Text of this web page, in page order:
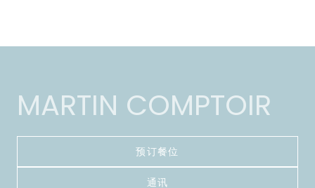
MARTIN COMPTOIR
预订餐位
通讯